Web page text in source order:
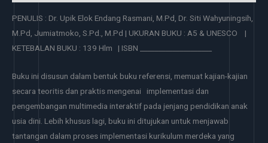
PENULIS : Dr. Upik Elok Endang Rasmani, M.Pd, Dr. Siti Wahyuningsih,
M.Pd, Jumiatmoko, S.Pd., M.Pd | UKURAN BUKU : A5 & UNESCO |
KETEBALAN BUKU : 139 Hlm | ISBN ____________________
Buku ini disusun dalam bentuk buku referensi, memuat kajian-kajian
secara teoritis dan praktis mengenai implementasi dan
pengembangan multimedia interaktif pada jenjang pendidikan anak
usia dini. Lebih khusus lagi, buku ini ditujukan untuk menjawab
tantangan dalam proses implementasi kurikulum merdeka yang